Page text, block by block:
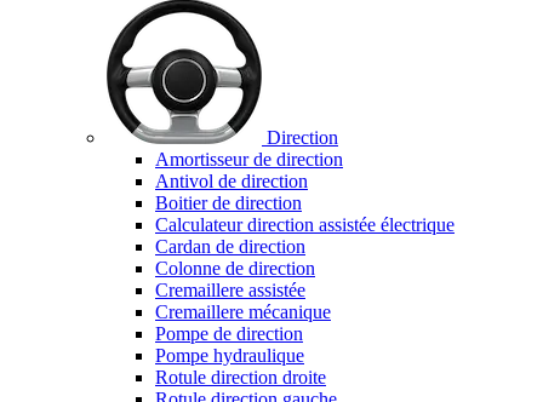
Direction
Amortisseur de direction
Antivol de direction
Boitier de direction
Calculateur direction assistée électrique
Cardan de direction
Colonne de direction
Cremaillere assistée
Cremaillere mécanique
Pompe de direction
Pompe hydraulique
Rotule direction droite